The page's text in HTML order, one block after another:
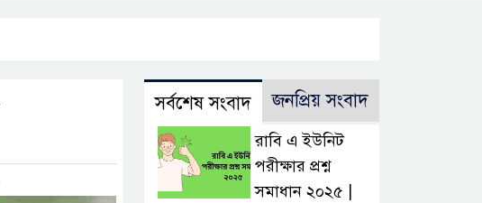
সর্বশেষ সংবাদ জনপ্রিয় সংবাদ
রাবি এ ইউনিট
পরীক্ষার প্রশ্ন
সমাধান ২০২৫ |